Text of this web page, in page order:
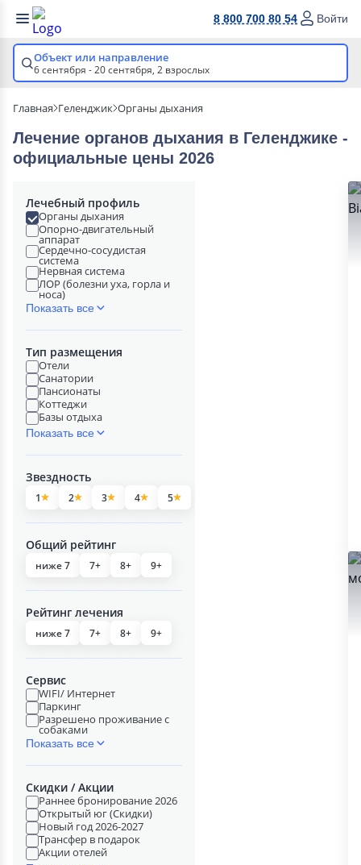
8 800 700 80 54 Войти
Объект или направление
6 сентября - 20 сентября, 2 взрослых
Главная Геленджик Органы дыхания
Лечение органов дыхания в Геленджике -
официальные цены 2026
Лечебный профиль
Органы дыхания
Опорно-двигательный
аппарат
Сердечно-сосудистая
система
Нервная система
ЛОР (болезни уха, горла и
носа)
Показать все
Тип размещения
Отели
Санатории
Пансионаты
Коттеджи
Базы отдыха
Показать все
Звездность
1 2 3 4 5
Общий рейтинг
ниже 7 7+ 8+ 9+
Рейтинг лечения
ниже 7 7+ 8+ 9+
Сервис
WIFI/ Интернет
Паркинг
Разрешено проживание с
собаками
Показать все
Скидки / Акции
Раннее бронирование 2026
Открытый юг (Скидки)
Новый год 2026-2027
Трансфер в подарок
Акции отелей